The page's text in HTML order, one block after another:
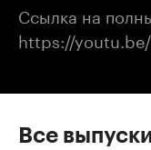
Ссылка на
https://
Все